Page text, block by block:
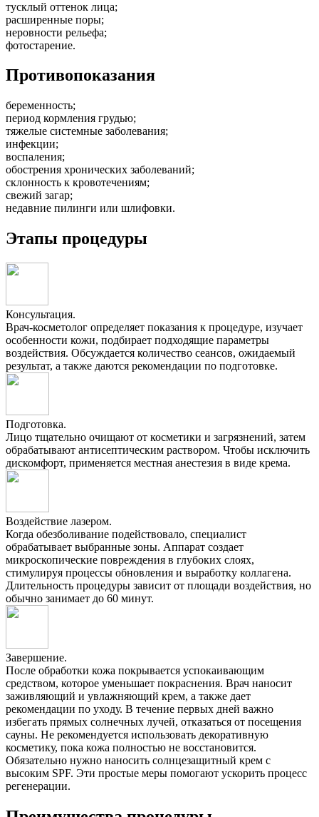
тусклый оттенок лица;
расширенные поры;
неровности рельефа;
фотостарение.
Противопоказания
беременность;
период кормления грудью;
тяжелые системные заболевания;
инфекции;
воспаления;
обострения хронических заболеваний;
склонность к кровотечениям;
свежий загар;
недавние пилинги или шлифовки.
Этапы процедуры
Консультация.
Врач-косметолог определяет показания к процедуре, изучает
особенности кожи, подбирает подходящие параметры
воздействия. Обсуждается количество сеансов, ожидаемый
результат, а также даются рекомендации по подготовке.
Подготовка.
Лицо тщательно очищают от косметики и загрязнений, затем
обрабатывают антисептическим раствором. Чтобы исключить
дискомфорт, применяется местная анестезия в виде крема.
Воздействие лазером.
Когда обезболивание подействовало, специалист
обрабатывает выбранные зоны. Аппарат создает
микроскопические повреждения в глубоких слоях,
стимулируя процессы обновления и выработку коллагена.
Длительность процедуры зависит от площади воздействия, но
обычно занимает до 60 минут.
Завершение.
После обработки кожа покрывается успокаивающим
средством, которое уменьшает покраснения. Врач наносит
заживляющий и увлажняющий крем, а также дает
рекомендации по уходу. В течение первых дней важно
избегать прямых солнечных лучей, отказаться от посещения
сауны. Не рекомендуется использовать декоративную
косметику, пока кожа полностью не восстановится.
Обязательно нужно наносить солнцезащитный крем с
высоким SPF. Эти простые меры помогают ускорить процесс
регенерации.